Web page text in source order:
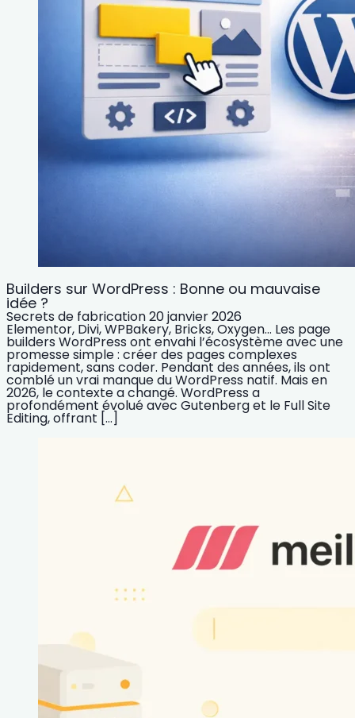
Builders sur WordPress : Bonne ou mauvaise
idée ?
Secrets de fabrication20 janvier 2026
Elementor, Divi, WPBakery, Bricks, Oxygen… Les page
builders WordPress ont envahi l’écosystème avec une
promesse simple : créer des pages complexes
rapidement, sans coder. Pendant des années, ils ont
comblé un vrai manque du WordPress natif. Mais en
2026, le contexte a changé. WordPress a
profondément évolué avec Gutenberg et le Full Site
Editing, offrant […]